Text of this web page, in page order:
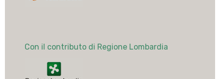
Con il contributo di Regione Lombardia